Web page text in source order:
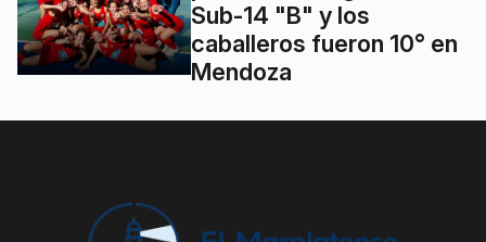
Sub-14 "B" y los
caballeros fueron 10° en
Mendoza